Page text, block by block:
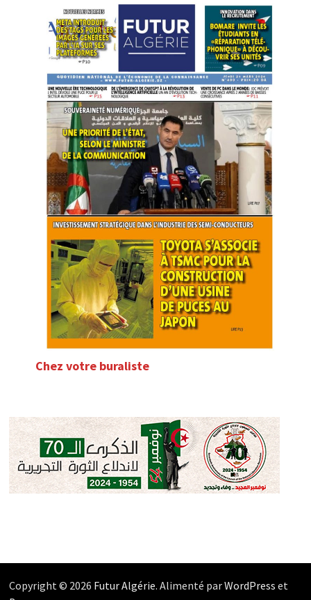
Chez votre buraliste
Copyright © 2026 Futur Algérie. Alimenté parWordPress et